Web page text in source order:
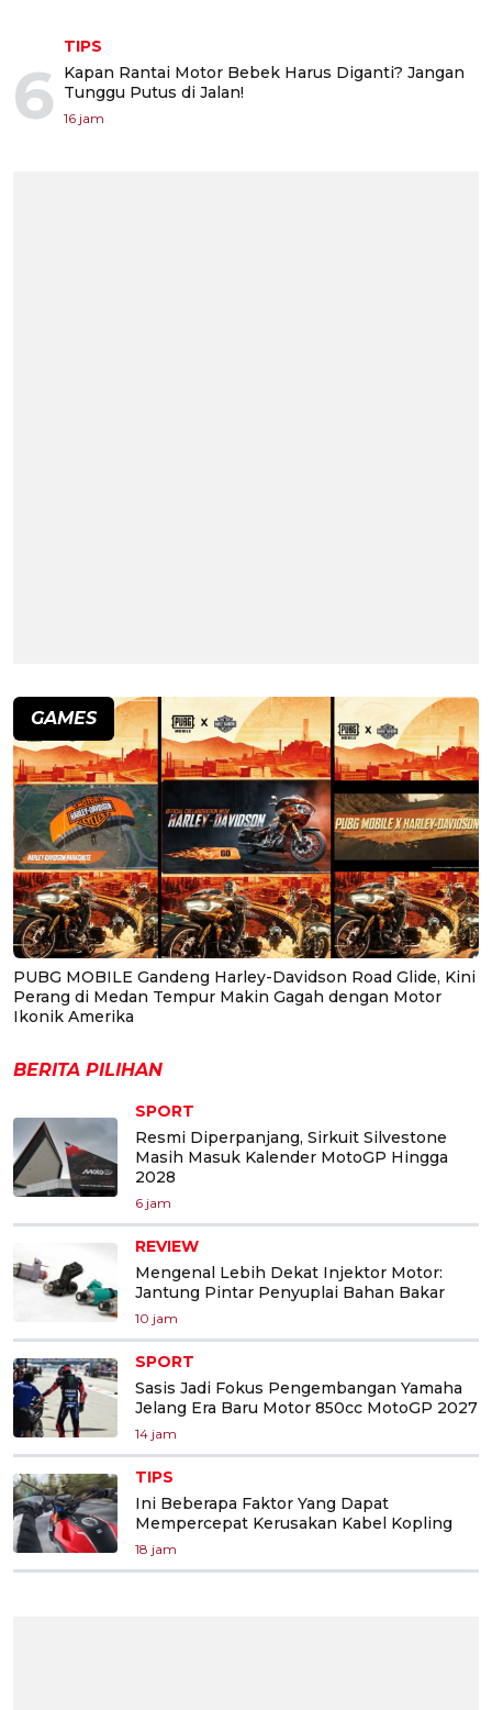
6
TIPS
Kapan Rantai Motor Bebek Harus Diganti? Jangan
Tunggu Putus di Jalan!
16 jam
GAMES
PUBG MOBILE Gandeng Harley-Davidson Road Glide, Kini
Perang di Medan Tempur Makin Gagah dengan Motor
Ikonik Amerika
BERITA PILIHAN
SPORT
Resmi Diperpanjang, Sirkuit Silvestone
Masih Masuk Kalender MotoGP Hingga
2028
6 jam
REVIEW
Mengenal Lebih Dekat Injektor Motor:
Jantung Pintar Penyuplai Bahan Bakar
10 jam
SPORT
Sasis Jadi Fokus Pengembangan Yamaha
Jelang Era Baru Motor 850cc MotoGP 2027
14 jam
TIPS
Ini Beberapa Faktor Yang Dapat
Mempercepat Kerusakan Kabel Kopling
18 jam